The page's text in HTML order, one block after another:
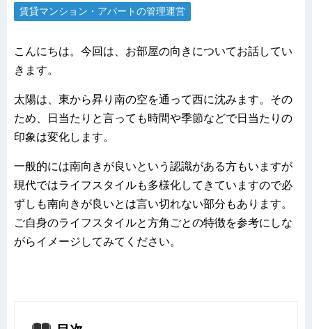
賃貸マンション・アパートの管理運営
こんにちは。今回は、お部屋の向きについてお話してい
きます。
太陽は、東から昇り南の空を通って西に沈みます。その
ため、日当たりと言っても時間や季節などで日当たりの
印象は変化します。
一般的には南向きが良いという認識がある方もいますが
現代ではライフスタイルも多様化してきていますので必
ずしも南向きが良いとは言い切れない部分もあります。
ご自身のライフスタイルと方角ごとの特徴を参考にしな
がらイメージしてみてください。